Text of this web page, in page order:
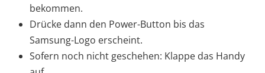
bekommen.
Drücke dann den Power-Button bis das
Samsung-Logo erscheint.
Sofern noch nicht geschehen: Klappe das Handy